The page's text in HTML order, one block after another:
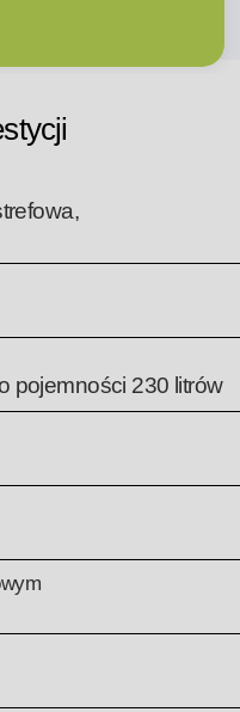
pojemności 230 litrów